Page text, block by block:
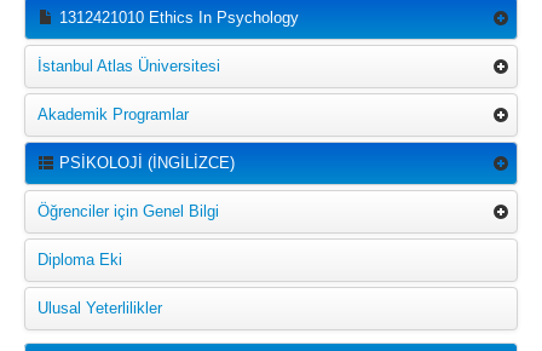
1312421010 Ethics In Psychology
İstanbul Atlas Üniversitesi
Akademik Programlar
PSİKOLOJİ (İNGİLİZCE)
Öğrenciler için Genel Bilgi
Diploma Eki
Ulusal Yeterlilikler